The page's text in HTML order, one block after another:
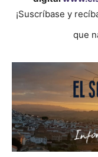
¡Suscríbase y
que